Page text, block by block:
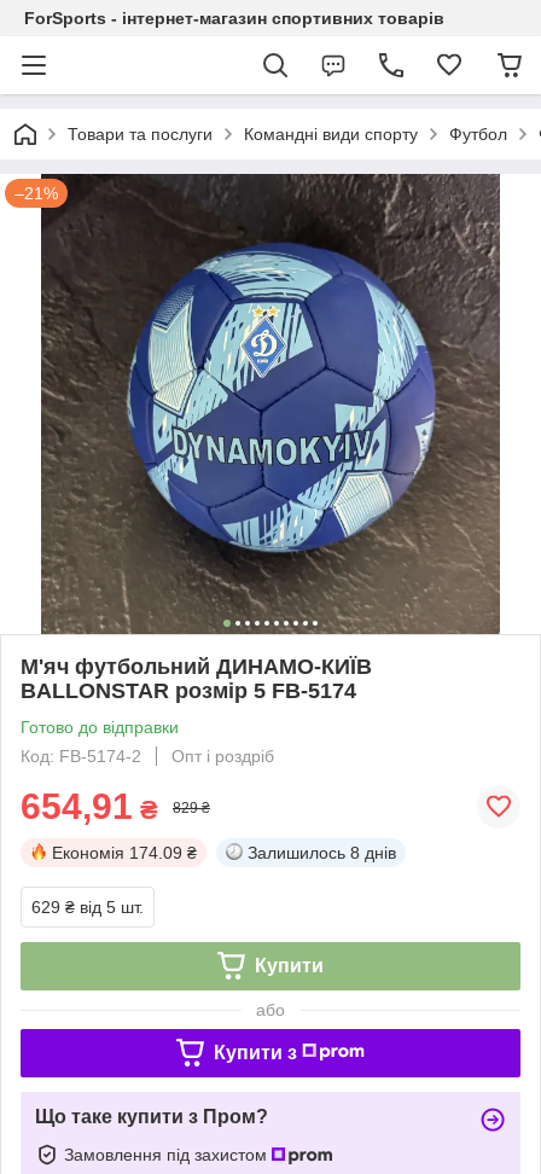
ForSports - інтернет-магазин спортивних товарів
Товари та послуги Командні види спорту Футбол
–21%
М'яч футбольний ДИНАМО-КИЇВ
BALLONSTAR розмір 5 FB-5174
Готово до відправки
Код: FB-5174-2
Опт і роздріб
654,91 ₴ 829 ₴
Економія 174.09 ₴ Залишилось 8 днів
629 ₴ від 5 шт.
Купити
або
Купити з
Що таке купити з Пром?
Замовлення під захистом